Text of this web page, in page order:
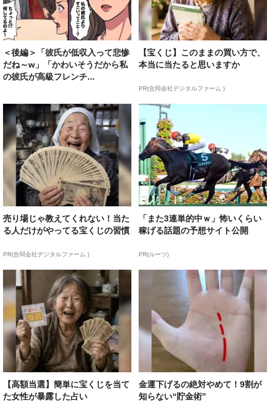
＜後編＞「彼氏が低収入って悲惨
だね～w」「かわいそうだから私
の彼氏が高級フレンチ...
【宝くじ】このままの買い方で、
本当に当たると思いますか
PR(合同会社デジタルファーム )
売り場じゃ教えてくれない！当た
る人だけがやってる宝くじの習慣
PR(合同会社デジタルファーム )
「また3連単的中ｗ」怖いくらい
稼げる話題の予想サイト公開
PR(ルーツ)
【高額当選】簡単に宝くじを当て
た女性が暴露した占い
金運下げるの絶対やめて！9割が
知らない“貯金術”